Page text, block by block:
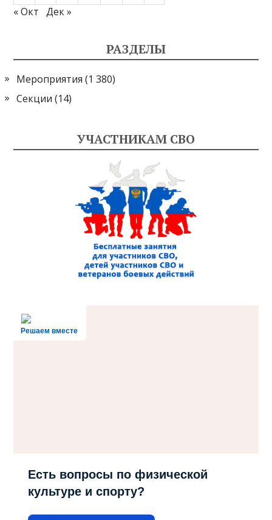
« Окт Дек »
РАЗДЕЛЫ
Мероприятия (1 380)
Секции (14)
УЧАСТНИКАМ СВО
Решаем вместе
Есть вопросы по физической
культуре и спорту?